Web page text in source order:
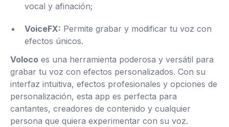
vocal y afinación;
VoiceFX: Permite grabar y modificar tu voz con
efectos únicos.
Voloco es una herramienta poderosa y versátil para
grabar tu voz con efectos personalizados. Con su
interfaz intuitiva, efectos profesionales y opciones de
personalización, esta app es perfecta para
cantantes, creadores de contenido y cualquier
persona que quiera experimentar con su voz.